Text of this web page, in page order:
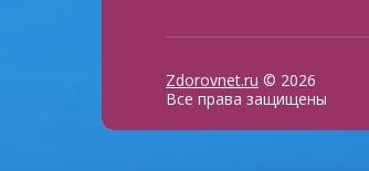
Zdorovnet.ru © 2026
Все права защищены